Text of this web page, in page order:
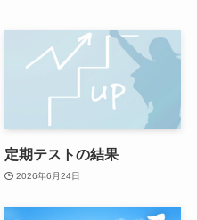
定期テストの結果
2026年6月24日